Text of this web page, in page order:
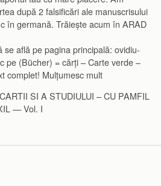
după 2 falsificări ale manuscrisului
în germană. Trăiește acum în ARAD
se află pe pagina principală: ovidiu-
pe (Bücher) = cărți – Carte verde –
complet! Mulțumesc mult
SI A STUDIULUI – CU PAMFIL
— Vol. I